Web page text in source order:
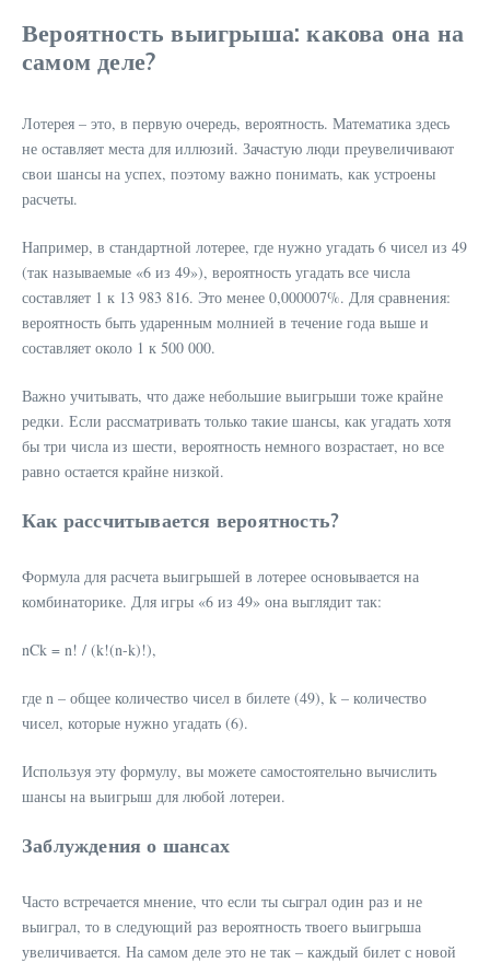
Вероятность выигрыша: какова она на
самом деле?
Лотерея – это, в первую очередь, вероятность. Математика здесь
не оставляет места для иллюзий. Зачастую люди преувеличивают
свои шансы на успех, поэтому важно понимать, как устроены
расчеты.
Например, в стандартной лотерее, где нужно угадать 6 чисел из 49
(так называемые «6 из 49»), вероятность угадать все числа
составляет 1 к 13 983 816. Это менее 0,000007%. Для сравнения:
вероятность быть ударенным молнией в течение года выше и
составляет около 1 к 500 000.
Важно учитывать, что даже небольшие выигрыши тоже крайне
редки. Если рассматривать только такие шансы, как угадать хотя
бы три числа из шести, вероятность немного возрастает, но все
равно остается крайне низкой.
Как рассчитывается вероятность?
Формула для расчета выигрышей в лотерее основывается на
комбинаторике. Для игры «6 из 49» она выглядит так:
nCk = n! / (k!(n-k)!),
где n – общее количество чисел в билете (49), k – количество
чисел, которые нужно угадать (6).
Используя эту формулу, вы можете самостоятельно вычислить
шансы на выигрыш для любой лотереи.
Заблуждения о шансах
Часто встречается мнение, что если ты сыграл один раз и не
выиграл, то в следующий раз вероятность твоего выигрыша
увеличивается. На самом деле это не так – каждый билет с новой